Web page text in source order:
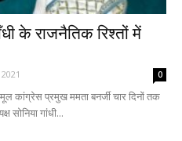
के राजनैतिक रिश्तों में
0
कांग्रेस प्रमुख ममता बनर्जी चार दिनों तक
सोनिया गांधी...